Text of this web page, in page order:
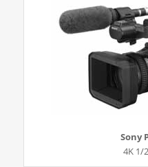
Sony
4K 1/